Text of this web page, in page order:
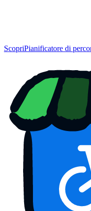
ScopriPianificatore di